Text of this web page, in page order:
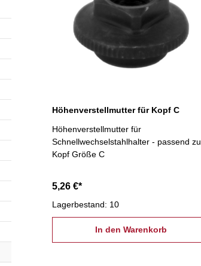
Höhenverstellmutter für Kopf C
Höhenverstellmutter für
Schnellwechselstahlhalter - passend zu
Kopf Größe C
5,26 €*
Lagerbestand: 10
In den Warenkorb